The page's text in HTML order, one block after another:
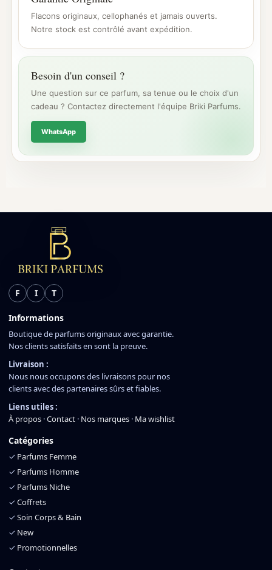
Flacons originaux, cellophanés et jamais ouverts.
Notre stock est contrôlé avant expédition.
Besoin d'un conseil ?
Une question sur ce parfum, sa tenue ou le choix d'un
cadeau ? Contactez directement l'équipe Briki Parfums.
WhatsApp
F I T
Informations
Boutique de parfums originaux avec garantie.
Nos clients satisfaits en sont la preuve.
Livraison :
Nous nous occupons des livraisons pour nos
clients avec des partenaires sûrs et fiables.
Liens utiles :
À propos ·Contact · Nos marques · Ma wishlist
Catégories
✓ Parfums Femme
✓ Parfums Homme
✓ Parfums Niche
✓ Coffrets
✓ Soin Corps & Bain
✓ New
✓ Promotionnelles